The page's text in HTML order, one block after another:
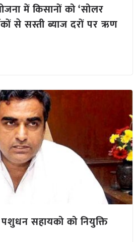
में किसानों को ‘सोलर
से सस्ती ब्याज दरों पर ऋण
सहायको को नियुक्ति